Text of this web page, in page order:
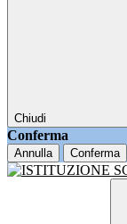
Chiudi
Conferma
Annulla Conferma